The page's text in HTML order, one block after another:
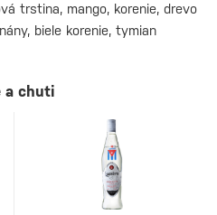
trstina, mango, korenie, drevo
biele korenie, tymian
a chuti